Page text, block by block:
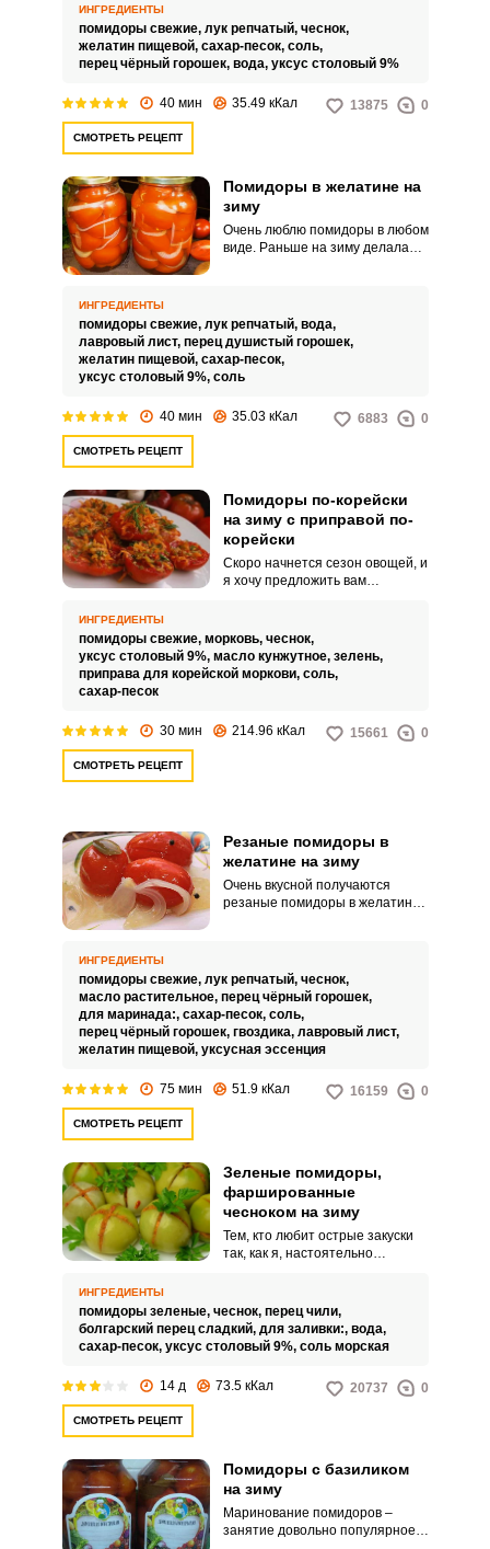
сокращает время на
приготовление ароматной
закуски.
ИНГРЕДИЕНТЫ
помидоры свежие, лук репчатый, чеснок,
желатин пищевой, сахар-песок, соль,
перец чёрный горошек, вода, уксус столовый 9%
40 мин 35.49 кКал 13875 0
СМОТРЕТЬ РЕЦЕПТ
Помидоры в желатине на
зиму
Очень люблю помидоры в любом
виде. Раньше на зиму делала
ИНГРЕДИЕНТЫ
помидоры свежие, лук репчатый, вода,
лавровый лист, перец душистый горошек,
желатин пищевой, сахар-песок,
уксус столовый 9%, соль
40 мин 35.03 кКал 6883 0
СМОТРЕТЬ РЕЦЕПТ
Помидоры по-корейски
на зиму с приправой по-
корейски
Скоро начнется сезон овощей, и
я хочу предложить вам
зиму. Помидоры по-корейски
готовятся с корейской
приправой для моркови,
отрегулировать в зависимости
от своих вкусовых
ИНГРЕДИЕНТЫ
помидоры свежие, морковь, чеснок,
уксус столовый 9%, масло кунжутное, зелень,
приправа для корейской моркови, соль,
сахар-песок
30 мин 214.96 кКал 15661 0
СМОТРЕТЬ РЕЦЕПТ
Резаные помидоры в
желатине на зиму
Очень вкусной получаются
резаные помидоры в желатине
помидоров на зиму
приготовлены, воспользуйтесь
необычным рецептом резаных
помидоров в желатине.
ИНГРЕДИЕНТЫ
помидоры свежие, лук репчатый, чеснок,
масло растительное, перец чёрный горошек,
для маринада:, сахар-песок, соль,
перец чёрный горошек, гвоздика, лавровый лист,
желатин пищевой, уксусная эссенция
75 мин 51.9 кКал 16159 0
СМОТРЕТЬ РЕЦЕПТ
Зеленые помидоры,
фаршированные
чесноком на зиму
Тем, кто любит острые закуски
так, как я, настоятельно
фаршированные чесноком.
Чтобы зимняя закуска была
более пикантной, я использую
ИНГРЕДИЕНТЫ
помидоры зеленые, чеснок, перец чили,
болгарский перец сладкий, для заливки:, вода,
сахар-песок, уксус столовый 9%, соль морская
14 д 73.5 кКал 20737 0
СМОТРЕТЬ РЕЦЕПТ
Помидоры с базиликом
на зиму
Маринование помидоров –
занятие довольно популярное и